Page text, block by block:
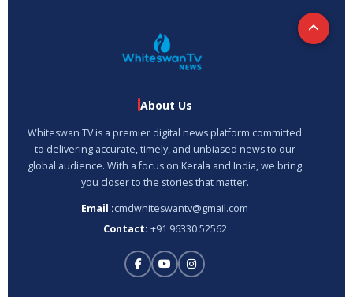
About Us
Whiteswan TV is a premier digital news platform committed
to delivering accurate, timely, and unbiased news to our
global audience. With a focus on Kerala and India, we bring
you closer to the stories that matter.
Email :cmdwhiteswantv@gmail.com
Contact: +91 96330 52562